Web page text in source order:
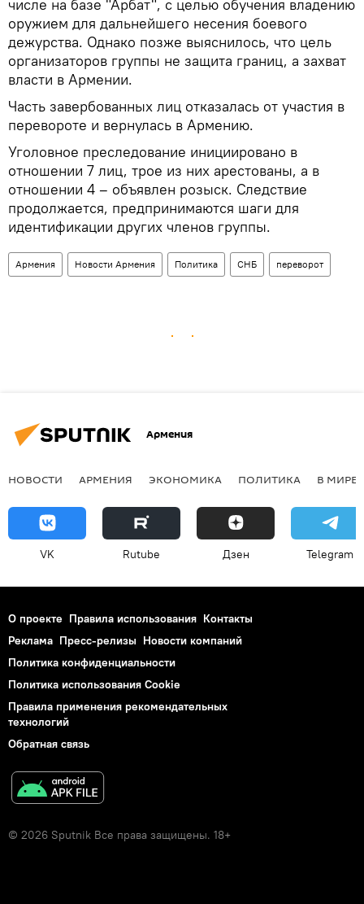
числе на базе "Арбат", с целью обучения владению
оружием для дальнейшего несения боевого
дежурства. Однако позже выяснилось, что цель
организаторов группы не защита границ, а захват
власти в Армении.
Часть завербованных лиц отказалась от участия в
перевороте и вернулась в Армению.
Уголовное преследование инициировано в
отношении 7 лиц, трое из них арестованы, а в
отношении 4 – объявлен розыск. Следствие
продолжается, предпринимаются шаги для
идентификации других членов группы.
Армения Новости Армения Политика СНБ переворот
Армения
НОВОСТИ АРМЕНИЯ ЭКОНОМИКА ПОЛИТИКА В МИРЕ
VK Rutube Дзен Telegram
О проекте Правила использования Контакты
Реклама Пресс-релизы Новости компаний
Политика конфиденциальности
Политика использования Cookie
Правила применения рекомендательных
технологий
Обратная связь
© 2026 Sputnik Все права защищены. 18+